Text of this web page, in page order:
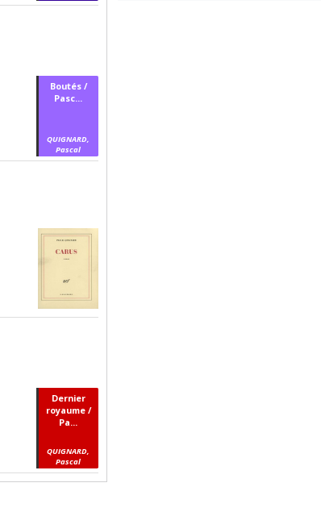
Boutés /
Pasc...
QUIGNARD,
Pascal
Dernier
royaume /
Pa...
QUIGNARD,
Pascal